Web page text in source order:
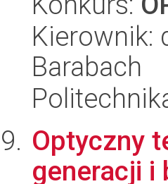
Kierownik:
Barabach
Optyczny
generacji i